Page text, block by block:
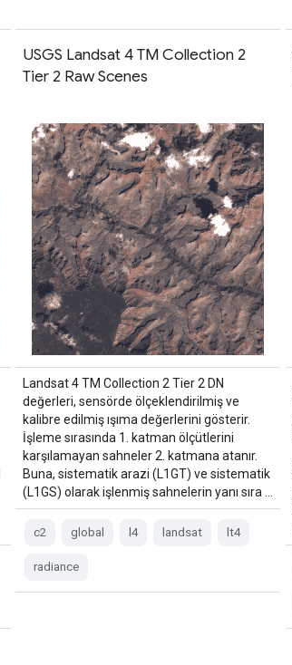
USGS Landsat 4 TM Collection 2
Tier 2 Raw Scenes
Landsat 4 TM Collection 2 Tier 2 DN
değerleri, sensörde ölçeklendirilmiş ve
kalibre edilmiş ışıma değerlerini gösterir.
İşleme sırasında 1. katman ölçütlerini
karşılamayan sahneler 2. katmana atanır.
Buna, sistematik arazi (L1GT) ve sistematik
(L1GS) olarak işlenmiş sahnelerin yanı sıra …
c2 global l4 landsat lt4
radiance